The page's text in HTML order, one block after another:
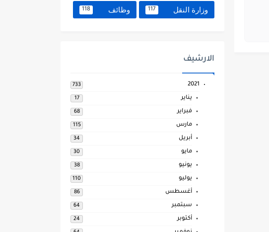
وزارة النقل 117 وظائف 118
الارشيف
2021
733
يناير 17
فبراير 68
مارس 115
أبريل 34
مايو 30
يونيو 38
يوليو 110
أغسطس 86
سبتمبر 64
أكتوبر 24